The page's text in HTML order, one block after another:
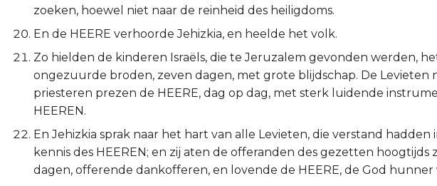
zoeken, hoewel niet naar de reinheid des heiligdoms.
En de HEERE verhoorde Jehizkia, en heelde het volk.
Zo hielden de kinderen Israëls, die te Jeruzalem gevonden werden,
ongezuurde broden, zeven dagen, met grote blijdschap. De Levieten
priesteren prezen de HEERE, dag op dag, met sterk luidende
HEEREN.
En Jehizkia sprak naar het hart van alle Levieten, die verstand hadden
kennis des HEEREN; en zij aten de offeranden des gezetten hoogtijds
dagen, offerende dankofferen, en lovende de HEERE, de God hunner